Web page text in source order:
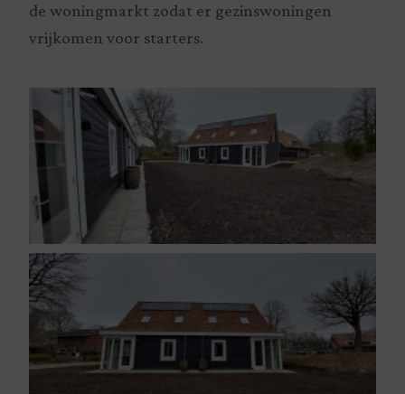
de woningmarkt zodat er gezinswoningen
vrijkomen voor starters.